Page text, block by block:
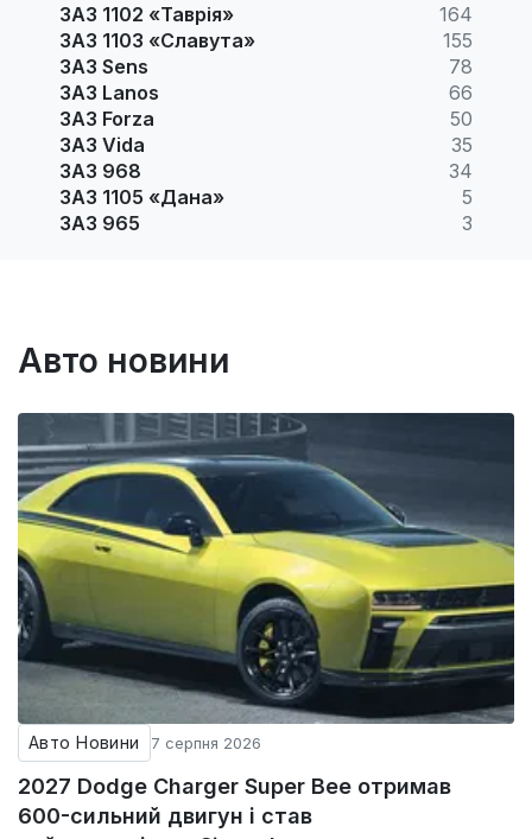
ЗАЗ 1102 «Таврія»
164
ЗАЗ 1103 «Славута»
155
ЗАЗ Sens
78
ЗАЗ Lanos
66
ЗАЗ Forza
50
ЗАЗ Vida
35
ЗАЗ 968
34
ЗАЗ 1105 «Дана»
5
ЗАЗ 965
3
Авто новини
Авто Новини 7 серпня 2026
2027 Dodge Charger Super Bee отримав
600-сильний двигун і став